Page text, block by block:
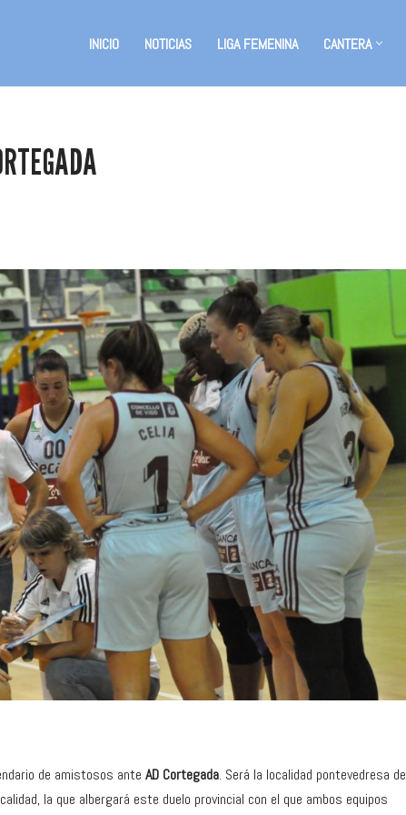
INICIO NOTICIAS LIGA FEMENINA CANTERA
de amistosos ante AD Cortegada. Será la localidad pontevedresa de
la que albergará este duelo provincial con el que ambos equipos